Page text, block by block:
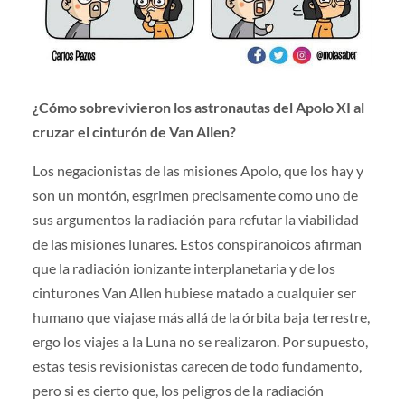
¿Cómo sobrevivieron los astronautas del Apolo XI al
cruzar el cinturón de Van Allen?
Los negacionistas de las misiones Apolo, que los hay y
son un montón, esgrimen precisamente como uno de
sus argumentos la radiación para refutar la viabilidad
de las misiones lunares. Estos conspiranoicos afirman
que la radiación ionizante interplanetaria y de los
cinturones Van Allen hubiese matado a cualquier ser
humano que viajase más allá de la órbita baja terrestre,
ergo los viajes a la Luna no se realizaron. Por supuesto,
estas tesis revisionistas carecen de todo fundamento,
pero si es cierto que, los peligros de la radiación